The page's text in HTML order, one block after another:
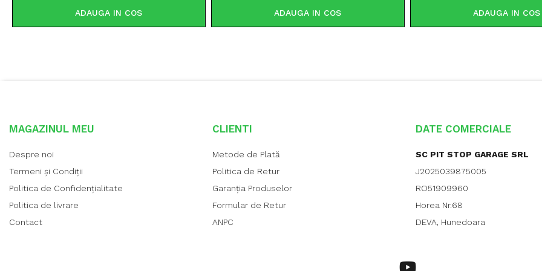
ADAUGA IN COS ADAUGA IN COS ADAUGA IN COS
MAGAZINUL MEU
Despre noi
Termeni și Condiții
Politica de Confidențialitate
Politica de livrare
Contact
CLIENTI
Metode de Plată
Politica de Retur
Garanția Produselor
Formular de Retur
ANPC
DATE COMERCIALE
SC PIT STOP GARAGE SRL
J2025039875005
RO51909960
Horea Nr.68
DEVA, Hunedoara